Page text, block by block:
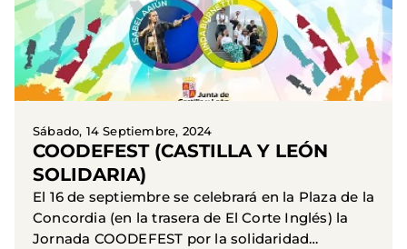
Sábado, 14 Septiembre, 2024
COODEFEST (CASTILLA Y LEÓN
SOLIDARIA)
El 16 de septiembre se celebrará en la Plaza de la
Concordia (en la trasera de El Corte Inglés) la
Jornada COODEFEST por la solidaridad